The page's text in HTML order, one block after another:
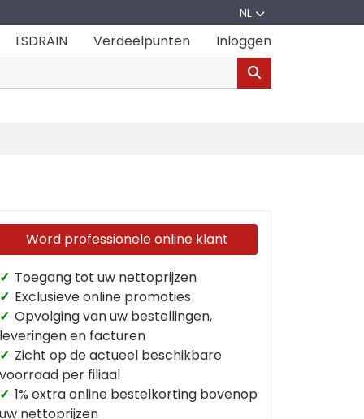
NL
LSDRAIN Verdeelpunten Inloggen
Word professionele online klant
✓ Toegang tot uw nettoprijzen
✓ Exclusieve online promoties
✓ Opvolging van uw bestellingen,
leveringen en facturen
✓ Zicht op de actueel beschikbare
voorraad per filiaal
✓ 1% extra online bestelkorting bovenop
uw nettoprijzen